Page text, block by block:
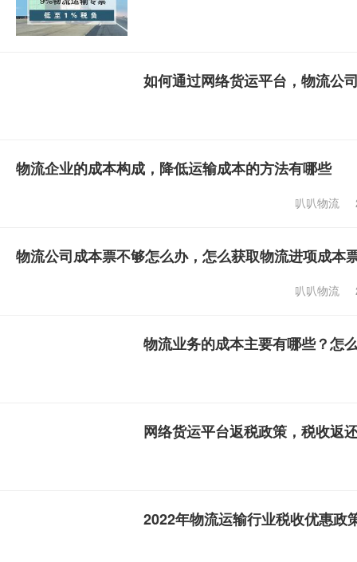
如何通过网络货运平台，物流公
物流企业的成本构成，降低运输成本的方法有哪些
叭叭物流
物流公司成本票不够怎么办，怎么获取物流进项成本
叭叭物流
物流业务的成本主要有哪些？怎
网络货运平台返税政策，税收返
2022年物流运输行业税收优惠政